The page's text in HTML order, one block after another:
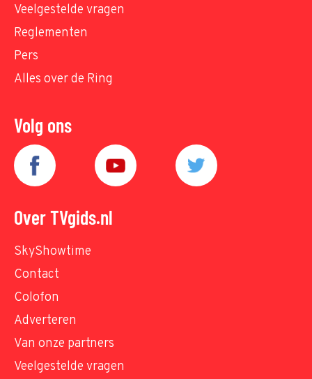
Veelgestelde vragen
Reglementen
Pers
Alles over de Ring
Volg ons
Over TVgids.nl
SkyShowtime
Contact
Colofon
Adverteren
Van onze partners
Veelgestelde vragen